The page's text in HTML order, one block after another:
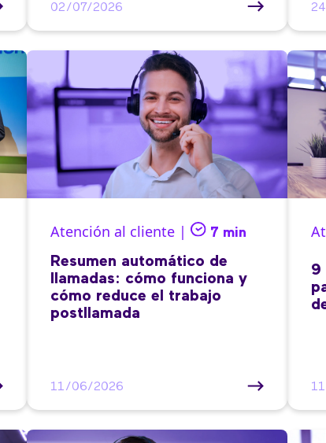
02/07/2026
Atención al cliente | 7 min
Resumen automático de
llamadas: cómo funciona y
cómo reduce el trabajo
postllamada
11/06/2026
9